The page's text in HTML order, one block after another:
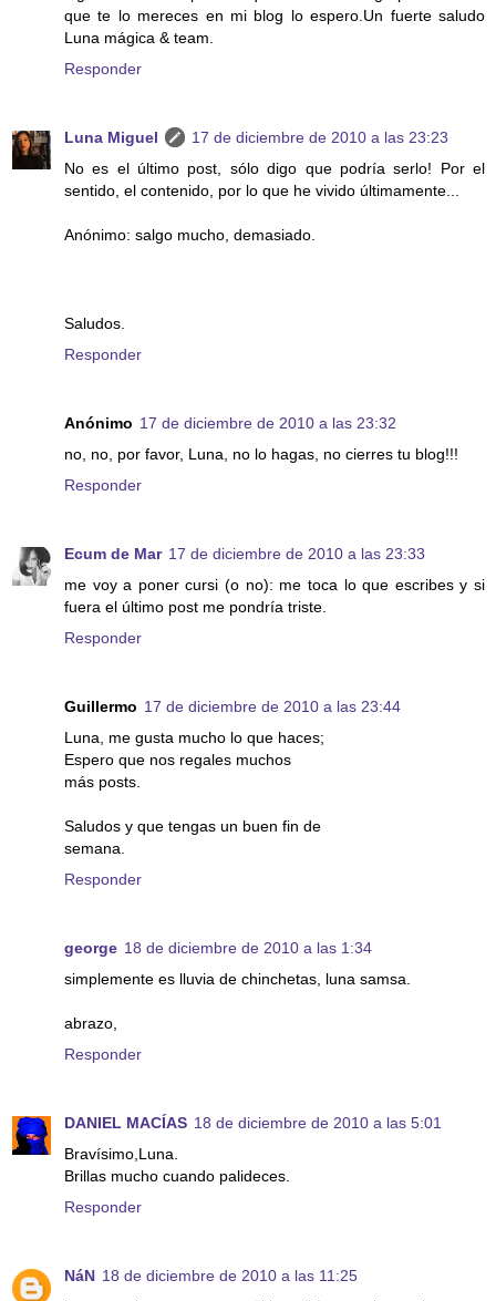
que te lo mereces en mi blog lo espero.Un fuerte saludo
Luna mágica & team.
Responder
Luna Miguel
17 de diciembre de 2010 a las 23:23
No es el último post, sólo digo que podría serlo! Por el
sentido, el contenido, por lo que he vivido últimamente...
Anónimo: salgo mucho, demasiado.
Saludos.
Responder
Anónimo 17 de diciembre de 2010 a las 23:32
no, no, por favor, Luna, no lo hagas, no cierres tu blog!!!
Responder
Ecum de Mar 17 de diciembre de 2010 a las 23:33
me voy a poner cursi (o no): me toca lo que escribes y si
fuera el último post me pondría triste.
Responder
Guillermo 17 de diciembre de 2010 a las 23:44
Luna, me gusta mucho lo que haces;
Espero que nos regales muchos
más posts.
Saludos y que tengas un buen fin de
semana.
Responder
george 18 de diciembre de 2010 a las 1:34
simplemente es lluvia de chinchetas, luna samsa.
abrazo,
Responder
DANIEL MACÍAS 18 de diciembre de 2010 a las 5:01
Bravísimo,Luna.
Brillas mucho cuando palideces.
Responder
NáN 18 de diciembre de 2010 a las 11:25